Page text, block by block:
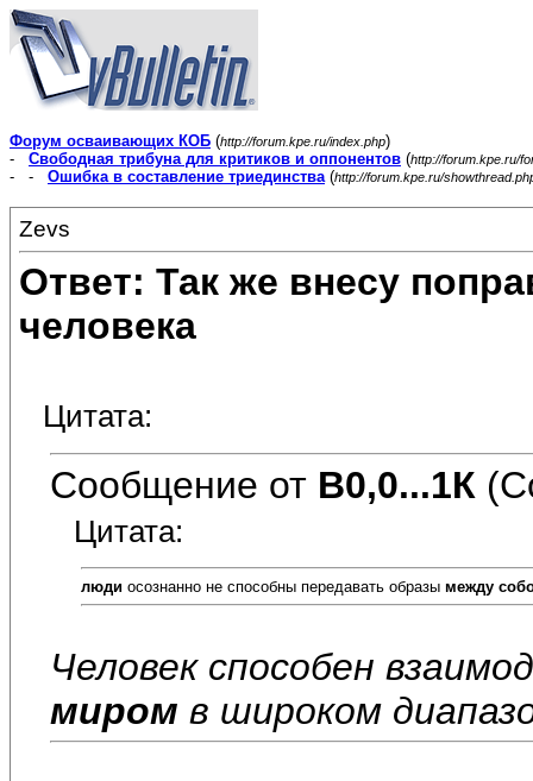
Форум осваивающих КОБ (http://forum.kpe.ru/index.php)
- Свободная трибуна для критиков и оппонентов (http://forum.kpe.ru/
- - Ошибка в составление триединства(http://forum.kpe.ru/
Zevs
Ответ: Так же внесу
человека
Цитата:
Сообщение от В0,0...1К
Цитата:
люди осознанно не способны передавать образы между
Человек способен
миром в широком